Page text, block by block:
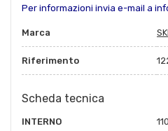
Per informazioni invia e-mail a
Marca
Riferimento
Scheda tecnica
INTERNO 110